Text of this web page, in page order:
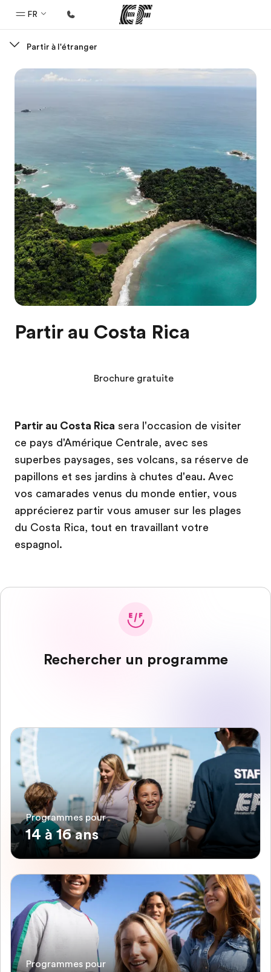
FR
Bienvenue chez EF
Trouver un bureau
A propos de nous
Qui sommes-nous ?
EF recrute
Rejoignez nos équipes
Partir à l'étranger
Partir au Costa Rica
Partir au Costa Rica sera l'occasion de visiter
ce pays d'Amérique Centrale, avec ses
superbes paysages, ses volcans, sa réserve de
papillons et ses jardins à chutes d'eau. Avec
vos camarades venus du monde entier, vous
apprécierez partir vous amuser sur les plages
du Costa Rica, tout en travaillant votre
espagnol.
Brochure gratuite
Rechercher un programme
Programmes pour
14 à 16 ans
Programmes pour